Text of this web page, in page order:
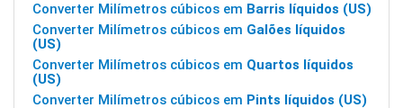
Converter Milímetros cúbicos em Barris líquidos (US)
Converter Milímetros cúbicos em Galões líquidos
(US)
Converter Milímetros cúbicos em Quartos líquidos
(US)
Converter Milímetros cúbicos em Pints líquidos (US)